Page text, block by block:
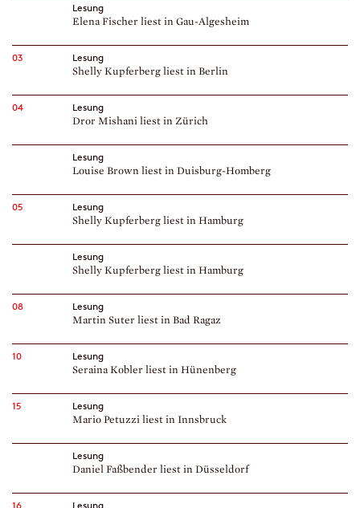
Lesung
Elena Fischer liest in Gau-Algesheim
03
Lesung
Shelly Kupferberg liest in Berlin
04
Lesung
Dror Mishani liest in Zürich
Lesung
Louise Brown liest in Duisburg-Homberg
05
Lesung
Shelly Kupferberg liest in Hamburg
Lesung
Shelly Kupferberg liest in Hamburg
08
Lesung
Martin Suter liest in Bad Ragaz
10
Lesung
Seraina Kobler liest in Hünenberg
15
Lesung
Mario Petuzzi liest in Innsbruck
Lesung
Daniel Faßbender liest in Düsseldorf
16 Lesung